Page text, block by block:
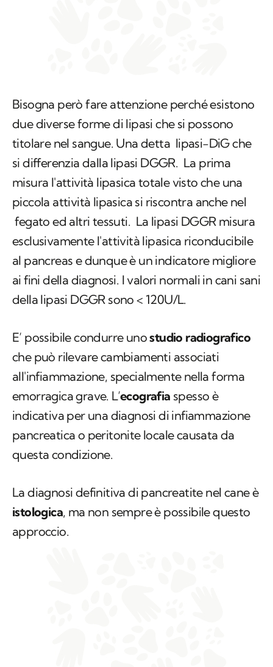
Bisogna però fare attenzione perché esistono
due diverse forme di lipasi che si possono
titolare nel sangue. Una detta lipasi-DiG che
si differenzia dalla lipasi DGGR. La prima
misura l'attività lipasica totale visto che una
piccola attività lipasica si riscontra anche nel
fegato ed altri tessuti. La lipasi DGGR misura
esclusivamente l'attività lipasica riconducibile
al pancreas e dunque è un indicatore migliore
ai fini della diagnosi. I valori normali in cani sani
della lipasi DGGR sono < 120U/L.
E’ possibile condurre unostudio radiografico
che può rilevare cambiamenti associati
all'infiammazione, specialmente nella forma
emorragica grave. L’ecografia spesso è
indicativa per una diagnosi di infiammazione
pancreatica o peritonite locale causata da
questa condizione.
La diagnosi definitiva di pancreatite nel cane è
istologica, ma non sempre è possibile questo
approccio.